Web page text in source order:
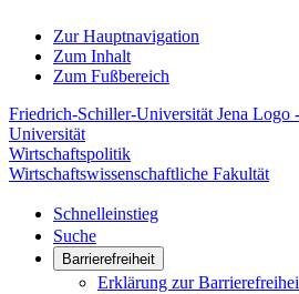
Zur Hauptnavigation
Zum Inhalt
Zum Fußbereich
Friedrich-Schiller-Universität Jena Logo
Universität
Wirtschaftspolitik
Wirtschaftswissenschaftliche Fakultät
Schnelleinstieg
Suche
Barrierefreiheit
Erklärung zur